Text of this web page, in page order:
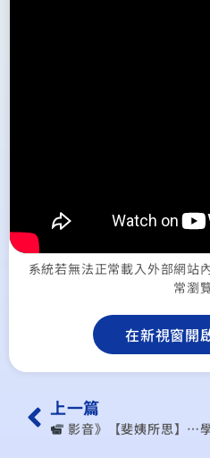
系統若無法正常載入外部網站
常瀏
在新視窗開
上一篇
︎ 影音》【斐姨所思】救股市救房市卻不救消費，中國的邏輯好難懂？繼續搞生產官員才有業績？ （出處： #EP202 | 阿姨想知道）